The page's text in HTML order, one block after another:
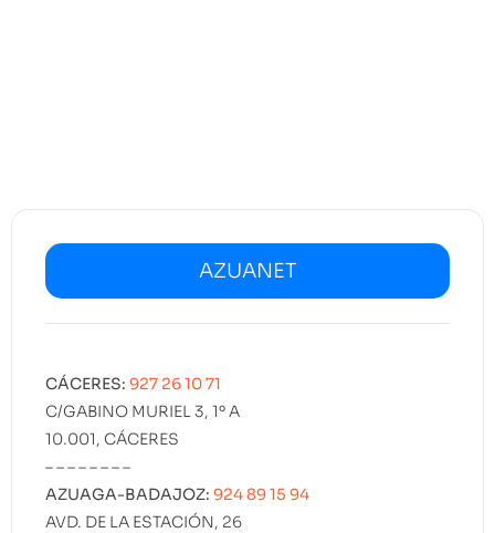
AZUANET
CÁCERES: 927 26 10 71
C/GABINO MURIEL 3, 1º A
10.001, CÁCERES
– – – – – – – –
AZUAGA-BADAJOZ: 924 89 15 94
AVD. DE LA ESTACIÓN, 26